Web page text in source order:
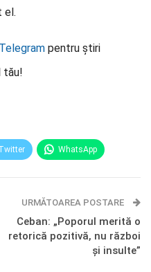
el.
Telegram pentru știri
tău!
WhatsApp
URMĂTOAREA POSTARE
Ceban: „Poporul merită o
retorică pozitivă, nu război
și insulte”